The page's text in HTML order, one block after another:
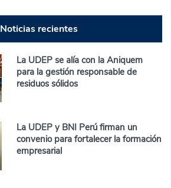
Noticias recientes
La UDEP se alía con la Aniquem
para la gestión responsable de
residuos sólidos
La UDEP y BNI Perú firman un
convenio para fortalecer la formación
empresarial